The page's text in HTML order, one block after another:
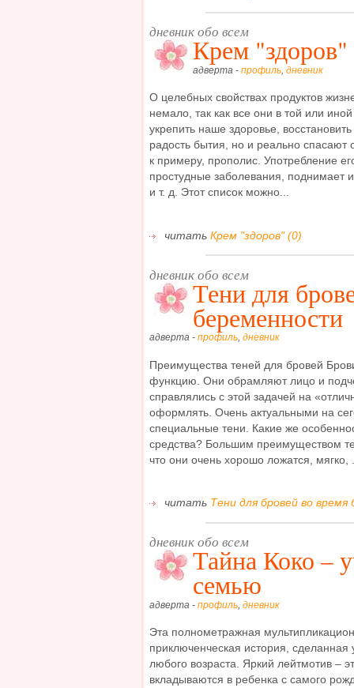
дневник обо всем
Крем "здоров"
адверта - профиль, дневник
О целебных свойствах продуктов
немало, так как все они в той или
укрепить наше здоровье,
радость бытия, но и реально спасают
к примеру, прополис. Употребление
простудные заболевания, поднимает
и т. д. Этот список можно...
читать Крем "здоров" (0)
дневник обо всем
Тени для
беременности
адверта - профиль, дневник
Преимущества теней для бровей
функцию. Они обрамляют лицо и
справлялись с этой задачей на
оформлять. Очень актуальными на
специальные тени. Какие же
средства? Большим преимуществом
что они очень хорошо ложатся, мягко,
читать Тени для бровей во
дневник обо всем
Тайна Коко –
семью
адверта - профиль, дневник
Эта полнометражная
приключенческая история,
любого возраста. Яркий лейтмотив –
вкладываются в ребенка с самого